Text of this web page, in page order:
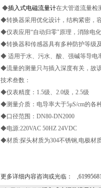
◆插入式电磁流量计在大管道流量检
◆转换器采用优化设计，结构紧密，
◆仪表应用“自动归零"原理，消除电
◆转换器和传感器具有多种防护等级
◆ 适用于水、污水、酸、强碱等导电
◆流量的测量只与插入深度有关，故
技术叁数：
◆仪表精度：1.5级、2.0级，2.5级
◆测量介质：电导率大于5μS/cm的各
◆口径范围：DN80-DN2000
◆电源:220VAC 50HZ 24VDC
◆材质:探头材质为304不锈钢,电极材
更多详细内容咨询或光临：